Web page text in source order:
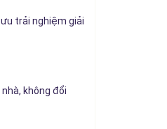
trải nghiệm giải
không đổi